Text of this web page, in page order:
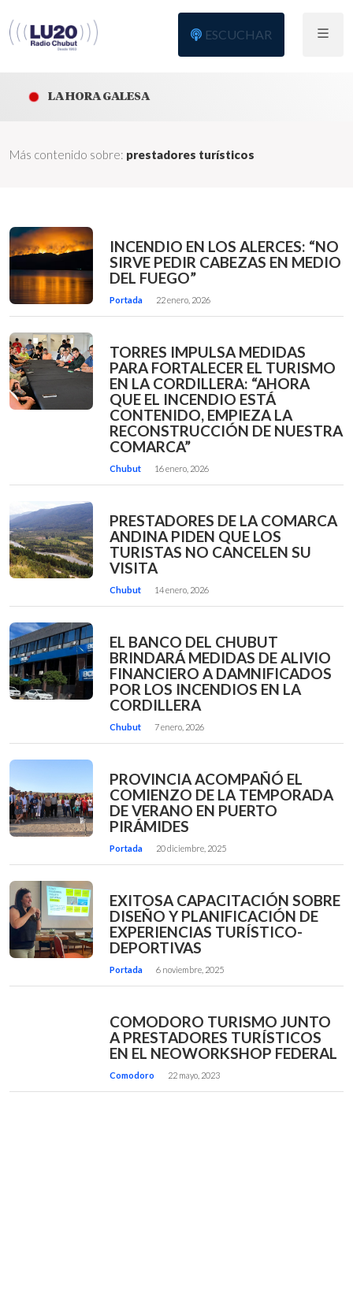
ESCUCHAR
LA HORA GALESA
Más contenido sobre: prestadores turísticos
INCENDIO EN LOS ALERCES: “NO
SIRVE PEDIR CABEZAS EN MEDIO
DEL FUEGO”
Portada 22 enero, 2026
TORRES IMPULSA MEDIDAS
PARA FORTALECER EL TURISMO
EN LA CORDILLERA: “AHORA
QUE EL INCENDIO ESTÁ
CONTENIDO, EMPIEZA LA
RECONSTRUCCIÓN DE NUESTRA
COMARCA”
Chubut 16 enero, 2026
PRESTADORES DE LA COMARCA
ANDINA PIDEN QUE LOS
TURISTAS NO CANCELEN SU
VISITA
Chubut 14 enero, 2026
EL BANCO DEL CHUBUT
BRINDARÁ MEDIDAS DE ALIVIO
FINANCIERO A DAMNIFICADOS
POR LOS INCENDIOS EN LA
CORDILLERA
Chubut 7 enero, 2026
PROVINCIA ACOMPAÑÓ EL
COMIENZO DE LA TEMPORADA
DE VERANO EN PUERTO
PIRÁMIDES
Portada 20 diciembre, 2025
EXITOSA CAPACITACIÓN SOBRE
DISEÑO Y PLANIFICACIÓN DE
EXPERIENCIAS TURÍSTICO-
DEPORTIVAS
Portada 6 noviembre, 2025
COMODORO TURISMO JUNTO
A PRESTADORES TURÍSTICOS
EN EL NEOWORKSHOP FEDERAL
Comodoro 22 mayo, 2023